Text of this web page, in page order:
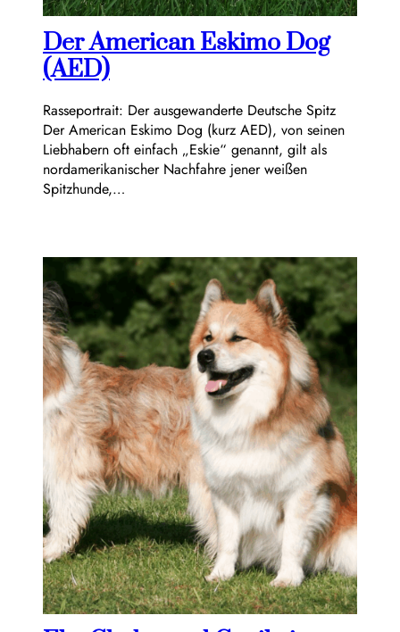
Der American Eskimo Dog
(AED)
Rasseportrait: Der ausgewanderte Deutsche Spitz
Der American Eskimo Dog (kurz AED), von seinen
Liebhabern oft einfach „Eskie“ genannt, gilt als
nordamerikanischer Nachfahre jener weißen
Spitzhunde,…